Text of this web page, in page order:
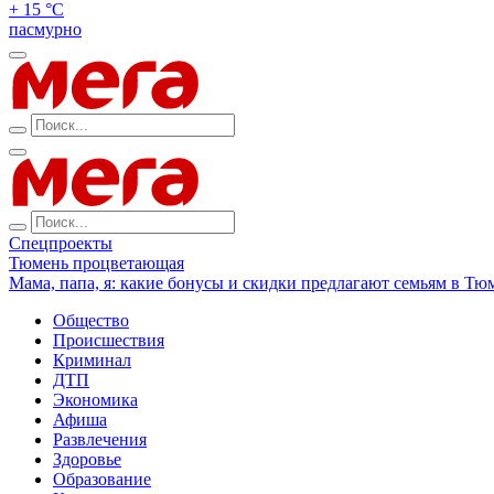
+ 15 °С
пасмурно
Спецпроекты
Тюмень процветающая
Мама, папа, я: какие бонусы и скидки предлагают семьям в
Общество
Происшествия
Криминал
ДТП
Экономика
Афиша
Развлечения
Здоровье
Образование